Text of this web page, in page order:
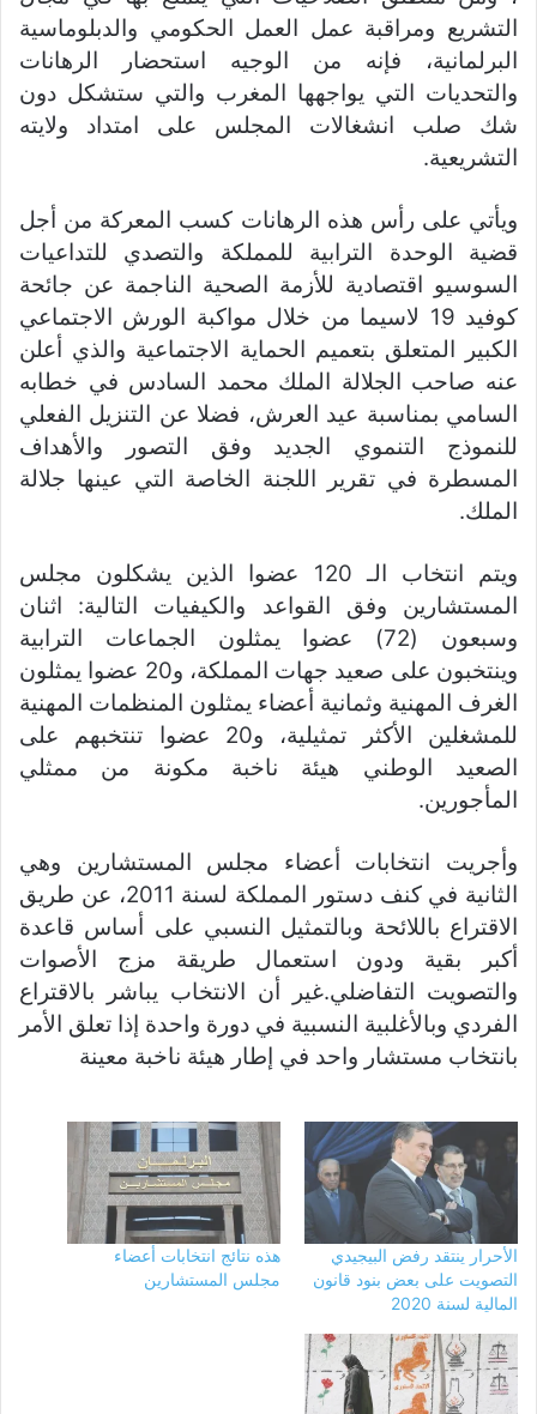
التشريع ومراقبة عمل العمل الحكومي والدبلوماسية
البرلمانية، فإنه من الوجيه استحضار الرهانات
والتحديات التي يواجهها المغرب والتي ستشكل دون
شك صلب انشغالات المجلس على امتداد ولايته
التشريعية.
ويأتي على رأس هذه الرهانات كسب المعركة من أجل
قضية الوحدة الترابية للمملكة والتصدي للتداعيات
السوسيو اقتصادية للأزمة الصحية الناجمة عن جائحة
كوفيد 19 لاسيما من خلال مواكبة الورش الاجتماعي
الكبير المتعلق بتعميم الحماية الاجتماعية والذي أعلن
عنه صاحب الجلالة الملك محمد السادس في خطابه
السامي بمناسبة عيد العرش، فضلا عن التنزيل الفعلي
للنموذج التنموي الجديد وفق التصور والأهداف
المسطرة في تقرير اللجنة الخاصة التي عينها جلالة
الملك.
ويتم انتخاب الـ 120 عضوا الذين يشكلون مجلس
المستشارين وفق القواعد والكيفيات التالية: اثنان
وسبعون (72) عضوا يمثلون الجماعات الترابية
وينتخبون على صعيد جهات المملكة، و20 عضوا يمثلون
الغرف المهنية وثمانية أعضاء يمثلون المنظمات المهنية
للمشغلين الأكثر تمثيلية، و20 عضوا تنتخبهم على
الصعيد الوطني هيئة ناخبة مكونة من ممثلي
المأجورين.
وأجريت انتخابات أعضاء مجلس المستشارين وهي
الثانية في كنف دستور المملكة لسنة 2011، عن طريق
الاقتراع باللائحة وبالتمثيل النسبي على أساس قاعدة
أكبر بقية ودون استعمال طريقة مزج الأصوات
والتصويت التفاضلي.غير أن الانتخاب يباشر بالاقتراع
الفردي وبالأغلبية النسبية في دورة واحدة إذا تعلق الأمر
بانتخاب مستشار واحد في إطار هيئة ناخبة معينة
الأحرار ينتقد رفض البيجيدي
التصويت على بعض بنود قانون
المالية لسنة 2020
هذه نتائج انتخابات أعضاء
مجلس المستشارين